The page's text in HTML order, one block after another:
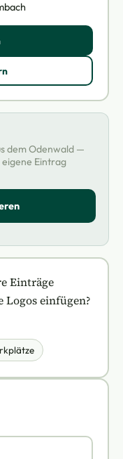
Einträge
Logos einfügen?
dem Odenwald —
Eintrag